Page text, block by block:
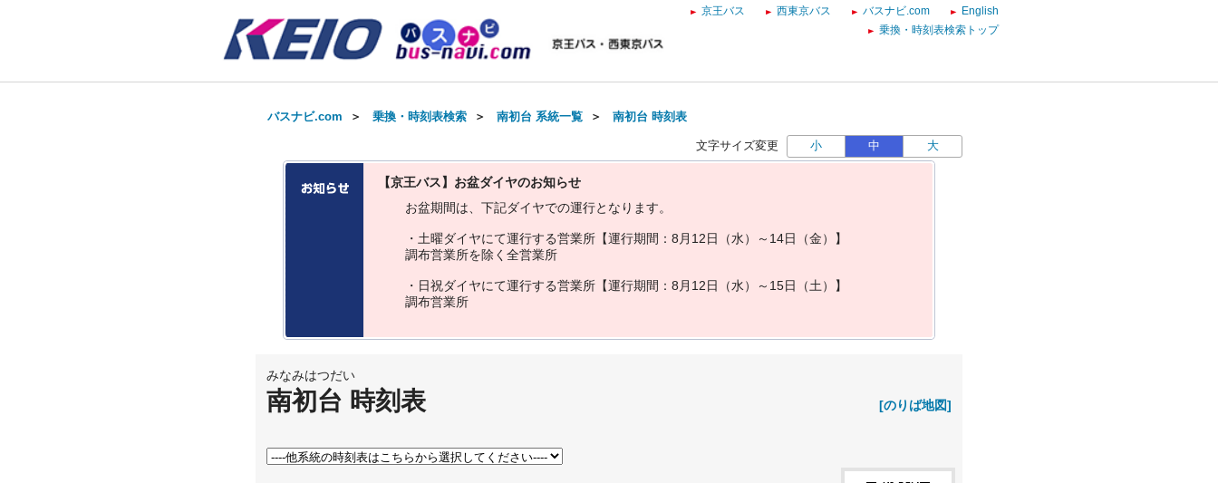
京王バス 西東京バス バスナビ.com
English
乗換・時刻表検索トップ
バスナビ.com ＞ 乗換・時刻表検索 ＞ 南初台 系統一覧 ＞ 南初台 時刻表
文字サイズ変更 小 中 大
【京王バス】お盆ダイヤのお知らせ
お盆期間は 下記ダイヤでの運行と な り ます。
・ 土曜ダイヤにて運行する営業所 【運行期間 ： 8 月 1 2日 （水） ～ 14日 （金）
】
調布営業所を除 く 全営業所
・ 日祝ダイヤにて運行する営業所 【運行期間 ： 8 月 1 2日 （水） ～ 15日 （土）
】
調布営業所
みなみはつだい
南初台 時刻表 [のりば地図]